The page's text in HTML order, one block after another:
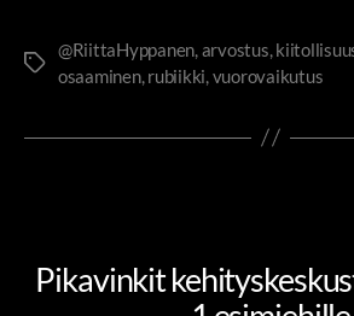
@RiittaHyppanen arvostus
osaaminen, rubiikki vuorovaikutus
Pikavinkit